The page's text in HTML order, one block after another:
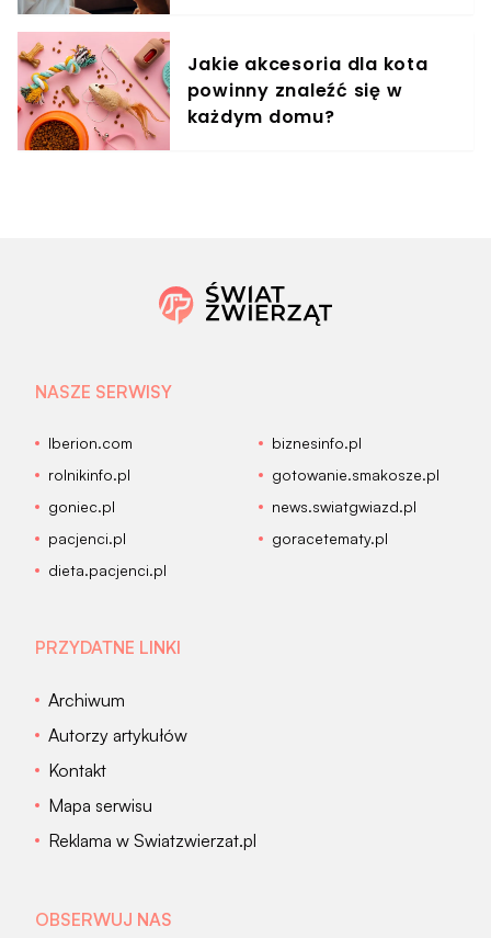
Jakie akcesoria dla kota
powinny znaleźć się w
każdym domu?
NASZE SERWISY
Iberion.com
biznesinfo.pl
rolnikinfo.pl
gotowanie.smakosze.pl
goniec.pl
news.swiatgwiazd.pl
pacjenci.pl
goracetematy.pl
dieta.pacjenci.pl
PRZYDATNE LINKI
Archiwum
Autorzy artykułów
Kontakt
Mapa serwisu
Reklama w Swiatzwierzat.pl
OBSERWUJ NAS